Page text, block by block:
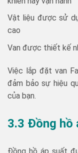
Vật liệu được sử
cao
Van được thiết kế
Việc lắp đặt van
đảm bảo sự hiệu
của bạn.
3.3 Đồng hồ